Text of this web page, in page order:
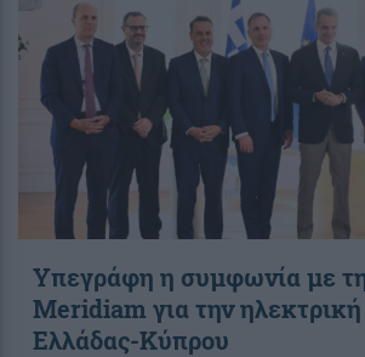
Υπεγράφη η συμφωνία με
Meridiam για την
Ελλάδας-Κύπρου